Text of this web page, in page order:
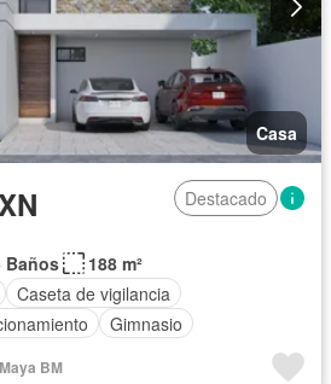
Casa
Destacado
Baños
188 m²
Caseta de vigilancia
Gimnasio
BM